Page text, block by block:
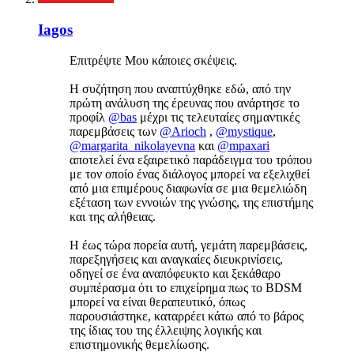
Iagos
Επιτρέψτε Μου κάποιες σκέψεις.
Η συζήτηση που αναπτύχθηκε εδώ, από την
πρώτη ανάλυση της έρευνας που ανάρτησε το
προφίλ @bas μέχρι τις τελευταίες σημαντικές
παρεμβάσεις των @Arioch , @mystique,
@margarita_nikolayevna και @mpaxari
αποτελεί ένα εξαιρετικό παράδειγμα του τρόπου
με τον οποίο ένας διάλογος μπορεί να εξελιχθεί
από μια επιμέρους διαφωνία σε μια θεμελιώδη
εξέταση των εννοιών της γνώσης, της επιστήμης
και της αλήθειας.
Η έως τώρα πορεία αυτή, γεμάτη παρεμβάσεις,
παρεξηγήσεις και αναγκαίες διευκρινίσεις,
οδηγεί σε ένα αναπόφευκτο και ξεκάθαρο
συμπέρασμα ότι το επιχείρημα πως το BDSM
μπορεί να είναι θεραπευτικό, όπως
παρουσιάστηκε, καταρρέει κάτω από το βάρος
της ίδιας του της έλλειψης λογικής και
επιστημονικής θεμελίωσης.